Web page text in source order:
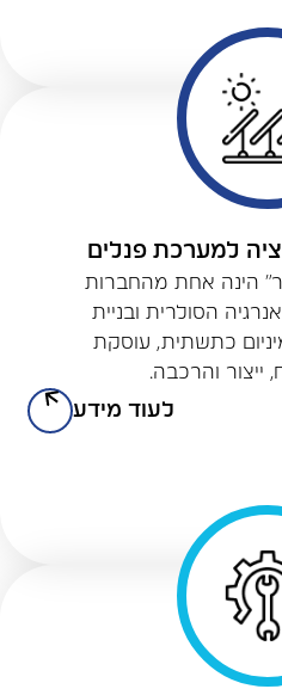
למערכת פנלים
הינה אחת מהחברות
הסולרית ובניית
כתשתית, עוסקת
ייצור והרכבה.
לעוד מידע